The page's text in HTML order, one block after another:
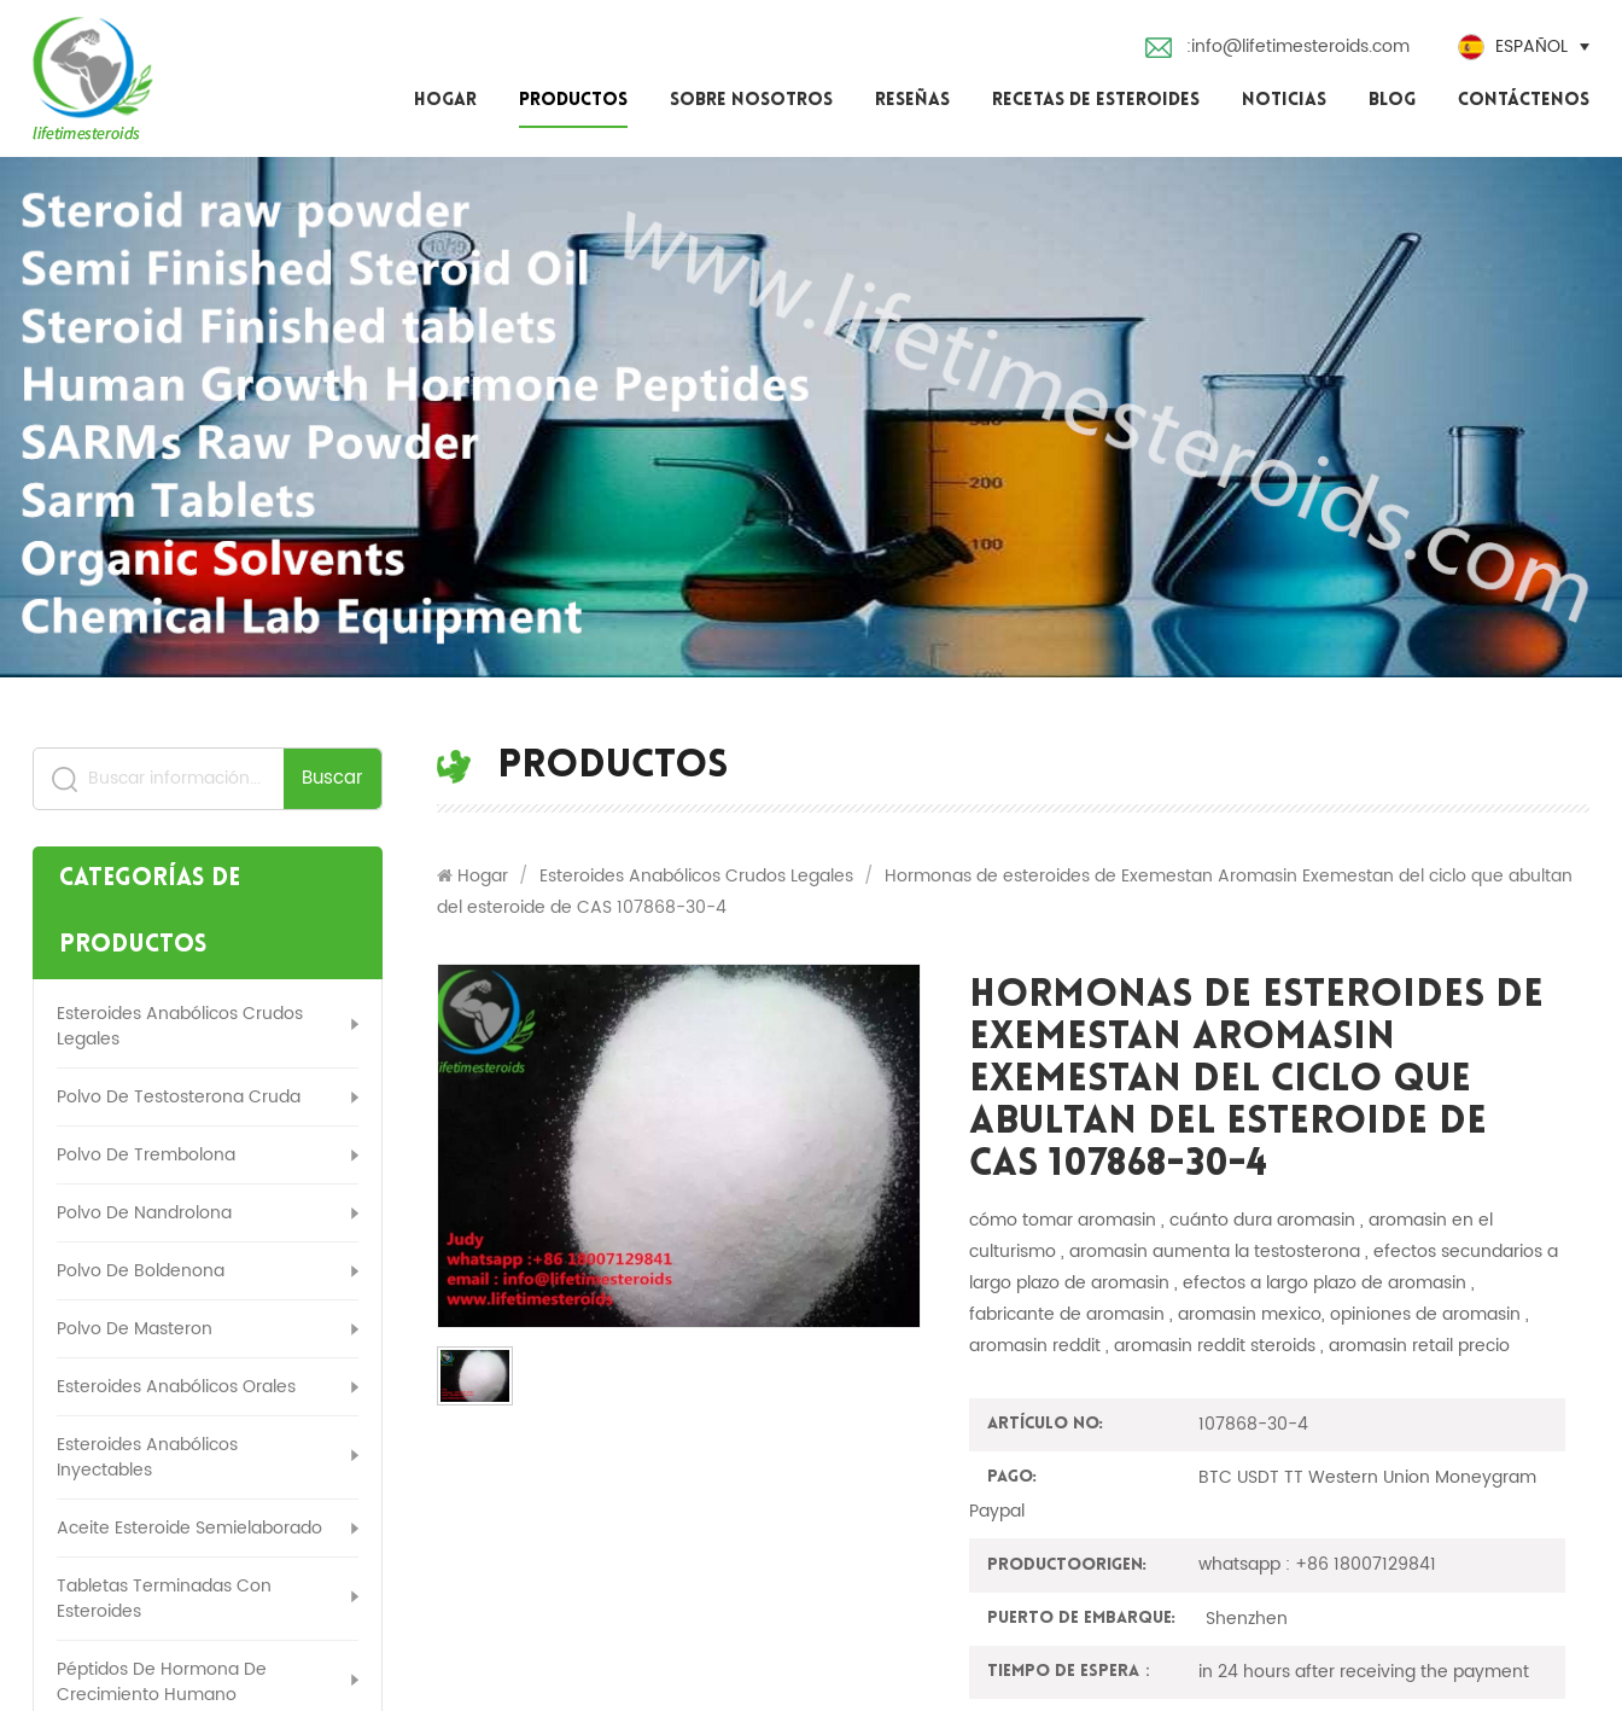
:info@lifetimesteroids.com ESPAÑOL
HOGAR PRODUCTOS SOBRE NOSOTROS RESEÑAS RECETAS DE ESTEROIDES NOTICIAS BLOG CONTÁCTENOS
Buscar
Categorías de
productos
Esteroides Anabólicos Crudos
Legales
Polvo De Testosterona Cruda
Polvo De Trembolona
Polvo De Nandrolona
Polvo De Boldenona
Polvo De Masteron
Esteroides Anabólicos Orales
Esteroides Anabólicos
Inyectables
Aceite Esteroide Semielaborado
Tabletas Terminadas Con
Esteroides
Péptidos De Hormona De
Crecimiento Humano
PRODUCTOS
Hogar / Esteroides Anabólicos Crudos Legales / Hormonas de esteroides de Exemestan Aromasin Exemestan del ciclo que abultan
del esteroide de CAS 107868-30-4
Hormonas De Esteroides De
Exemestan Aromasin
Exemestan Del Ciclo Que
Abultan Del Esteroide De
CAS 107868-30-4
cómo tomar aromasin , cuánto dura aromasin , aromasin en el
culturismo , aromasin aumenta la testosterona , efectos secundarios a
largo plazo de aromasin , efectos a largo plazo de aromasin ,
fabricante de aromasin , aromasin mexico, opiniones de aromasin ,
aromasin reddit , aromasin reddit steroids , aromasin retail precio
Artículo No: 107868-30-4
Pago:
BTC USDT TT Western Union Moneygram
Paypal
ProductoOrigen: whatsapp : +86 18007129841
Puerto de embarque: Shenzhen
Tiempo de espera： in 24 hours after receiving the payment